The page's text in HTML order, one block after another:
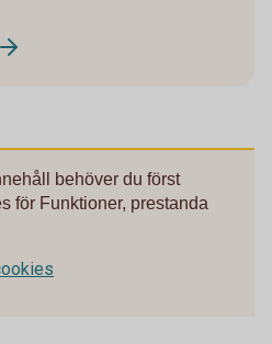
behöver du först
för Funktioner, prestanda